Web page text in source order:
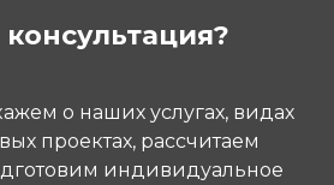
о наших услугах, видах
проектах, рассчитаем
индивидуальное